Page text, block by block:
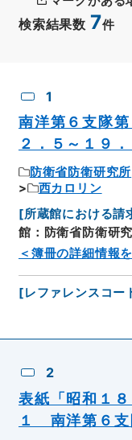
検索結果数 7件
1
南洋第６支隊
２．５～１９
防衛省防衛研究所
西カロリン
[所蔵館における請
館：防衛省防衛研究
＜簿冊の詳細情報
[レファレンスコー
2
表紙「昭和１
１ 南洋第６支